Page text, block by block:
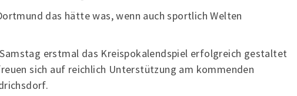
das hätte was, wenn auch sportlich Welten
erstmal das Kreispokalendspiel erfolgreich gestaltet
sich auf reichlich Unterstützung am kommenden